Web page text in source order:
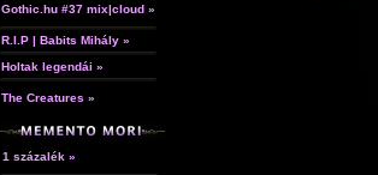
Gothic.hu #37 mix|cloud »
R.I.P | Babits Mihály »
Holtak legendái »
The Creatures »
1 százalék »